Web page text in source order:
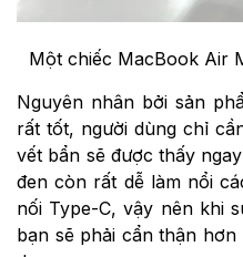
Một chiếc MacBook Air
Nguyên nhân bởi sản
rất tốt, người dùng chỉ
vết bẩn sẽ được thấy
đen còn rất dễ làm nổi
nối Type-C, vậy nên khi
bạn sẽ phải cẩn thận